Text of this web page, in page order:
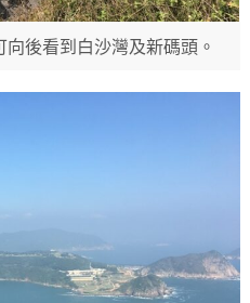
後看到白沙灣及新碼頭。